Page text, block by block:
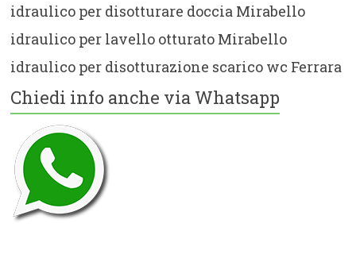
idraulico per disotturare doccia Mirabello
idraulico per lavello otturato Mirabello
idraulico per disotturazione scarico wc Ferrara
Chiedi info anche via Whatsapp